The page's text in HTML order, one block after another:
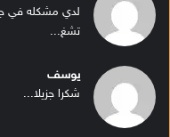
لدي مشكله في
تشغ...
يوسف
شكرا جزيلا...